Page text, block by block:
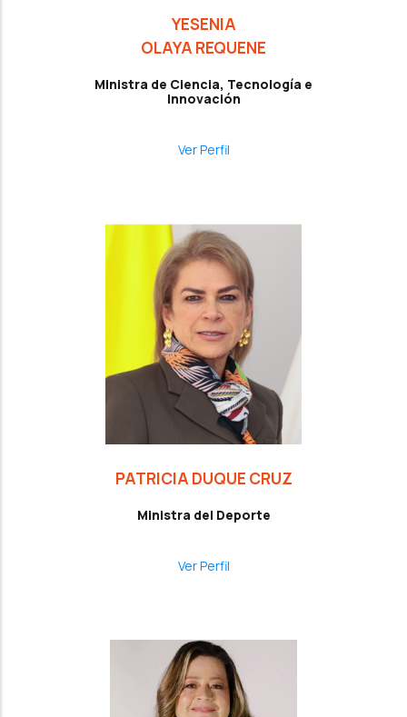
YESENIA
OLAYA REQUENE
Ministra de Ciencia, Tecnología e
Innovación
Ver Perfil
PATRICIA DUQUE CRUZ
Ministra del Deporte
Ver Perfil